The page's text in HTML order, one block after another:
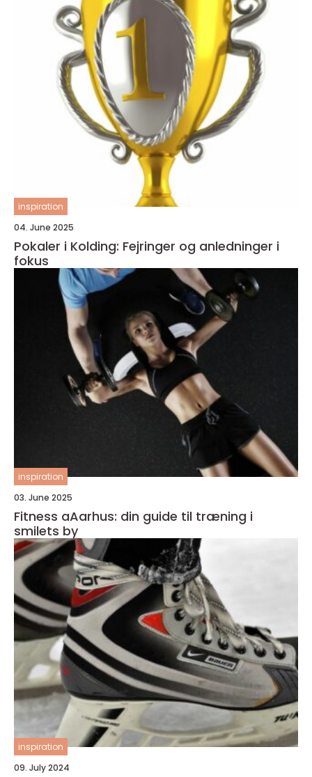
inspiration
04. June 2025
Pokaler i Kolding: Fejringer og anledninger i
fokus
inspiration
03. June 2025
Fitness aAarhus: din guide til træning i
smilets by
inspiration
09. July 2024